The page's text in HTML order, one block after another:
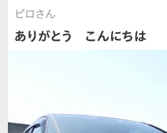
ピロさん
ありがとう こんにちは